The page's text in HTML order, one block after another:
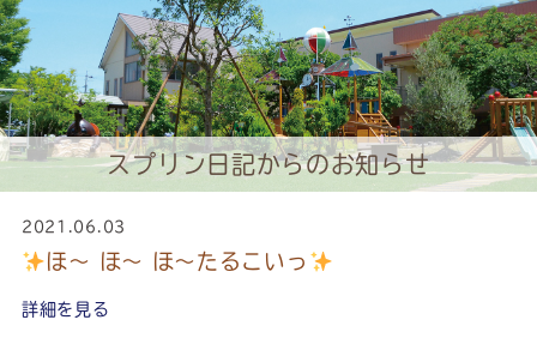
スプリン日記からのお知らせ
2021.06.03
ほ～ ほ～ ほ～たるこいっ
詳細を見る